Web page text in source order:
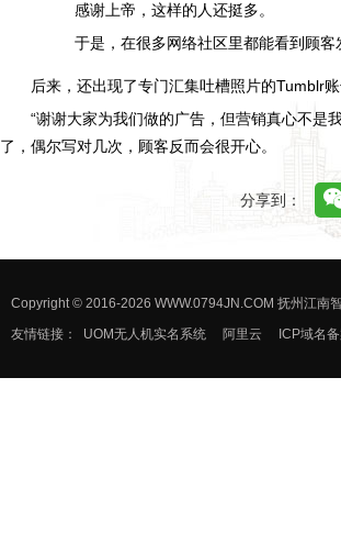
感谢上帝，这样的人还挺多。
于是，在很多网络社区里都能看到顾客
后来，还出现了专门汇集吐槽照片的Tumblr
“谢谢大家为我们做的广告，但营销真心不是
了，偶尔写对几次，顾客反而会很开心。
分享到：
Copyright © 2016-2026 WWW.0794JN.COM 抚州江南
友情链接：
UOM无人机实名系统 阿里云 ICP域名